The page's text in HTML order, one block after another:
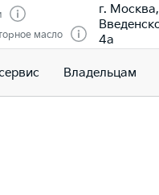
масло
г.
4а
Владельцам